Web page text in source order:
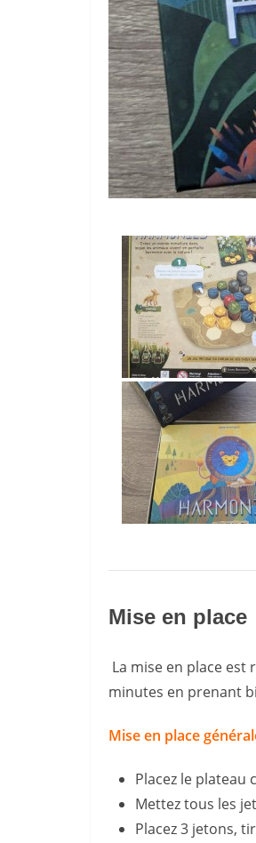
Mise en place
La mise en place
minutes en prenant
Mise en place
Placez le plateau
Mettez tous les
Placez 3 jetons,